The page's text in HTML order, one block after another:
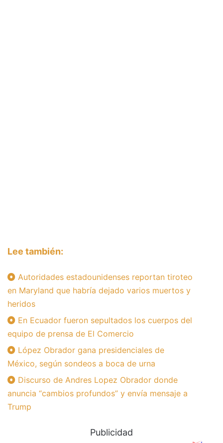
Lee también:
Autoridades estadounidenses reportan tiroteo
en Maryland que habría dejado varios muertos y
heridos
En Ecuador fueron sepultados los cuerpos del
equipo de prensa de El Comercio
López Obrador gana presidenciales de
México, según sondeos a boca de urna
Discurso de Andres Lopez Obrador donde
anuncia “cambios profundos” y envía mensaje a
Trump
Publicidad